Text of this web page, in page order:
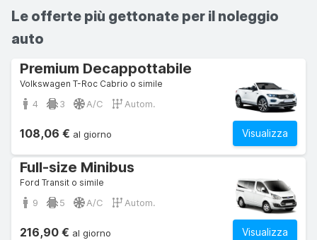
Le offerte più gettonate per il noleggio
auto
Premium Decappottabile
Volkswagen T-Roc Cabrio o simile
4 3 A/C Autom.
Visualizza
108,06 € al giorno
Full-size Minibus
Ford Transit o simile
9 5 A/C Autom.
Visualizza
216,90 € al giorno